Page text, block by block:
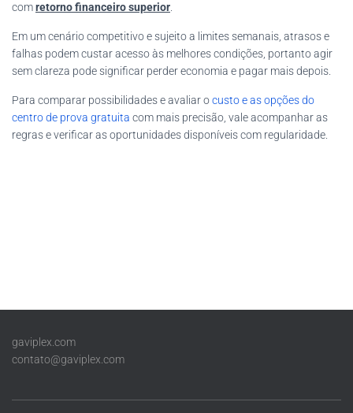
comretorno financeiro superior
Em um cenário competitivo e sujeito a limites semanais, atrasos e
falhas podem custar acesso às melhores condições, portanto agir
sem clareza pode significar perder economia e pagar mais depois.
Para comparar possibilidades e avaliar ocusto e as opções do
centro de prova gratuita com mais precisão, vale acompanhar as
regras e verificar as oportunidades disponíveis com regularidade.
gaviplex.com
contato@gaviplex.com